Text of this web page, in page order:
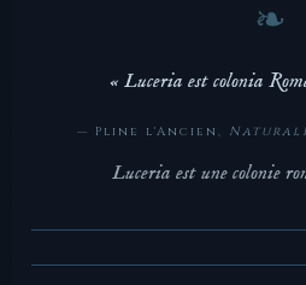
« Luceria est colonia
— Pline l'Ancien,
Luceria est une colonie